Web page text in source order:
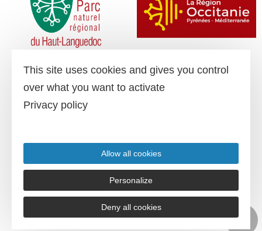
This site uses cookies and gives you control
over what you want to activate
Privacy policy
Allow all cookies
Personalize
Deny all cookies